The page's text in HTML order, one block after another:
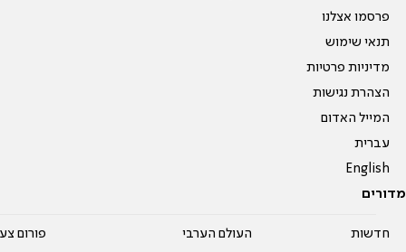
פרסמו אצלנו
תנאי שימוש
מדיניות פרטיות
הצהרת נגישות
המייל האדום
עברית
English
מדורים
חדשות העולם הערבי פורום